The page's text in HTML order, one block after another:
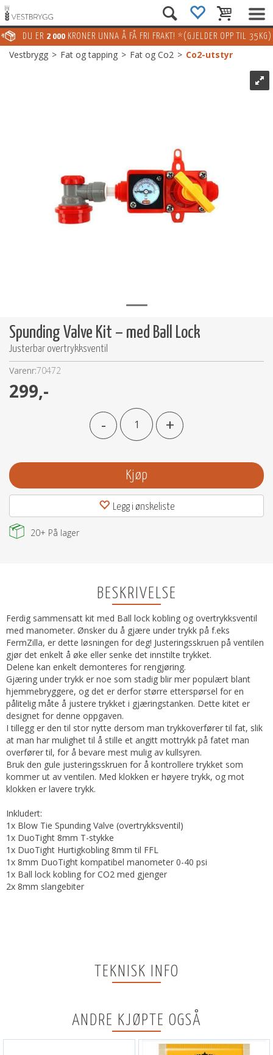
DU ER 2 000 KRONER UNNA Å FÅ FRI FRAKT! *(GJELDER OPP TIL 35KG)
Vestbrygg>Fat og tapping>Fat og Co2>Co2-utstyr
Spunding Valve Kit – med Ball Lock
Justerbar overtrykksventil
Varenr:70472
299,-
- +
Kjøp
Legg i ønskeliste
20+ På lager
BESKRIVELSE
Ferdig sammensatt kit med Ball lock kobling og overtrykksventil
med manometer. Ønsker du å gjære under trykk på f.eks
FermZilla, er dette løsningen for deg! Justeringsskruen på ventilen
gjør det enkelt å øke eller senke det innstilte trykket.
Delene kan enkelt demonteres for rengjøring.
Gjæring under trykk er noe som stadig blir mer populært blant
hjemmebryggere, og det er derfor større etterspørsel for en
pålitelig måte å justere trykket i gjæringstanken. Dette kitet er
designet for denne oppgaven.
I tillegg er den til stor nytte dersom man trykkoverfører til fat, slik
at man har mulighet til å stille et angitt mottrykk på fatet man
overfører til, for å bevare mest mulig av kullsyren.
Bruk den gule justeringsskruen for å kontrollere trykket som
kommer ut av ventilen. Med klokken er høyere trykk, og mot
klokken er lavere trykk.
Inkludert:
1x Blow Tie Spunding Valve (overtrykksventil)
1x DuoTight 8mm T-stykke
1x DuoTight Hurtigkobling 8mm til FFL
1x 8mm DuoTight kompatibel manometer 0-40 psi
1x Ball lock kobling for CO2 med gjenger
2x 8mm slangebiter
TEKNISK INFO
ANDRE KJØPTE OGSÅ